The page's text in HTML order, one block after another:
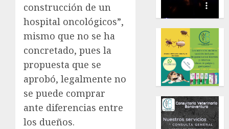
construcción de un
hospital oncológicos”,
mismo que no se ha
concretado, pues la
propuesta que se
aprobó, legalmente no
se puede comprar
ante diferencias entre
los dueños.